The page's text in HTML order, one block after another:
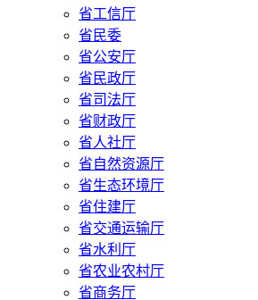
省工信厅
省民委
省公安厅
省民政厅
省司法厅
省财政厅
省人社厅
省自然资源厅
省生态环境厅
省住建厅
省交通运输厅
省水利厅
省农业农村厅
省商务厅